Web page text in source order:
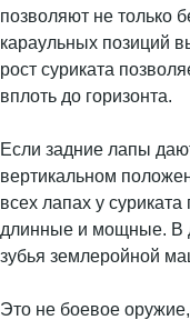
позволяют не только
караульных позиций
рост суриката
вплоть до горизонта.
Если задние лапы
вертикальном
всех лапах у
длинные и мощные. В
зубья землеройной
Это не боевое